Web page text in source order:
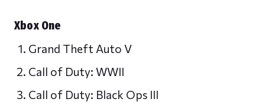
Xbox One
Grand Theft Auto V
Call of Duty: WWII
Call of Duty: Black Ops III